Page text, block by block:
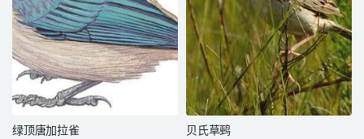
绿顶唐加拉雀 贝氏草鹀